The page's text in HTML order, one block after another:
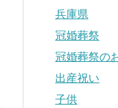
兵庫県
冠婚葬祭
冠婚葬祭の
出産祝い
子供